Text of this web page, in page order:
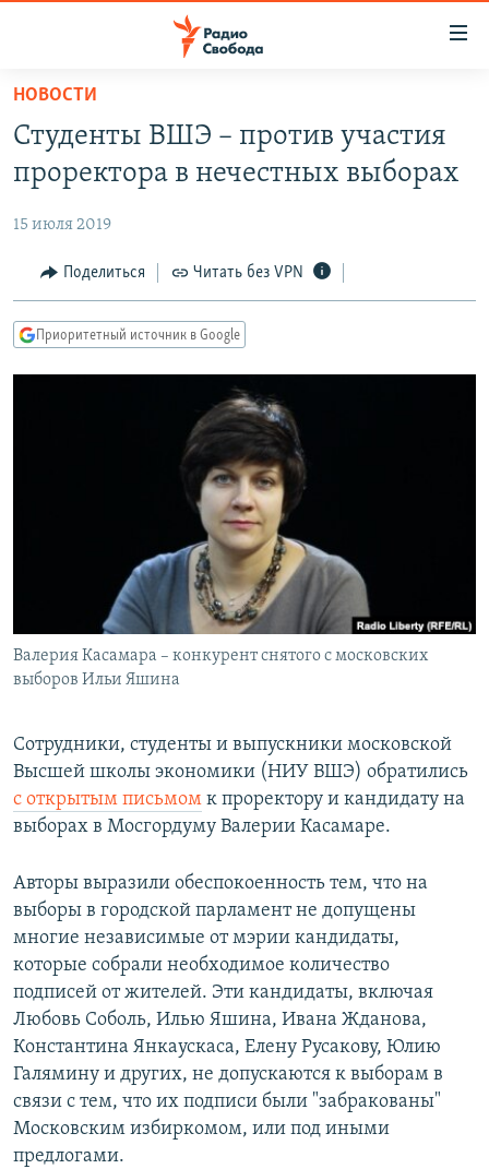
упрощенного
доступа
основному
Вернутся
главной
навигации
Вернутся
ПОДКАСТЫ
АВТОРСКИЕ ПРОЕКТЫ
ЦИТАТЫ СВОБОДЫ
МНЕНИЯ
IDEL.РЕАЛИИ
РАСПИСАНИЕ ВЕЩАНИЯ
ПОДПИШИТЕСЬ НА РАССЫЛКУ
СОЦИАЛЬНЫЕ СЕТИ
Все сайты РСЕ/РС
НОВОСТИ
Студенты ВШЭ – против участия
проректора в нечестных выборах
15 июля 2019
Поделиться Читать без VPN
Приоритетный источник в Google
Валерия Касамара – конкурент снятого с московских
выборов Ильи Яшина
Сотрудники, студенты и выпускники московской
Высшей школы экономики (НИУ ВШЭ) обратились
с открытым письмом к проректору и кандидату на
выборах в Мосгордуму Валерии Касамаре.
Авторы выразили обеспокоенность тем, что на
выборы в городской парламент не допущены
многие независимые от мэрии кандидаты,
которые собрали необходимое количество
подписей от жителей. Эти кандидаты, включая
Любовь Соболь, Илью Яшина, Ивана Жданова,
Константина Янкаускаса, Елену Русакову, Юлию
Галямину и других, не допускаются к выборам в
связи с тем, что их подписи были "забракованы"
Московским избиркомом, или под иными
предлогами.